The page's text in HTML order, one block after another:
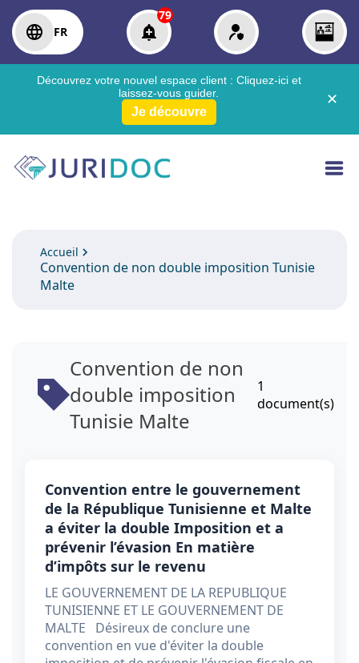
FR
79
Découvrez votre nouvel espace client : Cliquez-ici et
laissez-vous guider.
Je découvre
✕
Accueil
Convention de non double imposition Tunisie
Malte
Convention de non
double imposition
Tunisie Malte
1
document(s)
Convention entre le gouvernement
de la République Tunisienne et Malte
a éviter la double Imposition et a
prévenir l’évasion En matière
d’impôts sur le revenu
LE GOUVERNEMENT DE LA REPUBLIQUE
TUNISIENNE ET LE GOUVERNEMENT DE
MALTE Désireux de conclure une
convention en vue d'éviter la double